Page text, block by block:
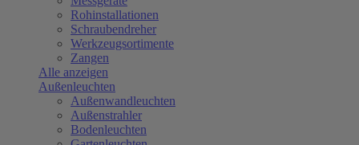
Rohinstallationen
Schraubendreher
Werkzeugsortimente
Zangen
Alle anzeigen
Außenleuchten
Außenwandleuchten
Außenstrahler
Bodenleuchten